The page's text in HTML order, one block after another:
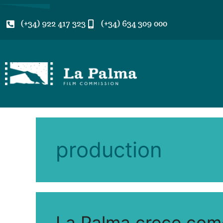
(+34) 922 417 323 (+34) 634 309 000
production